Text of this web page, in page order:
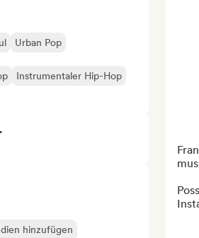
Urban Pop
Instrumentaler Hip-Hop
hinzufügen